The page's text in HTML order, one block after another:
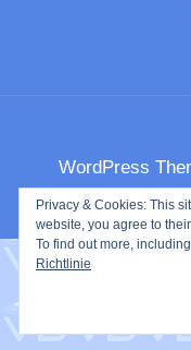
WordPress
Privacy & Cookies: This
website, you agree to
To find out more,
Richtlinie